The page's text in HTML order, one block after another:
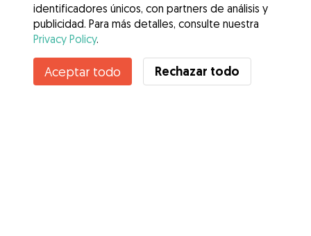
identificadores únicos, con partners de análisis y
publicidad. Para más detalles, consulte nuestra
Privacy Policy.
Aceptar todo Rechazar todo